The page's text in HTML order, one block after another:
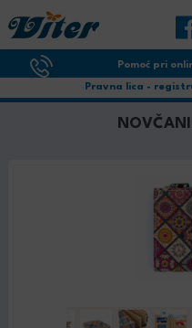
Pomoć pri
Pravna lica -